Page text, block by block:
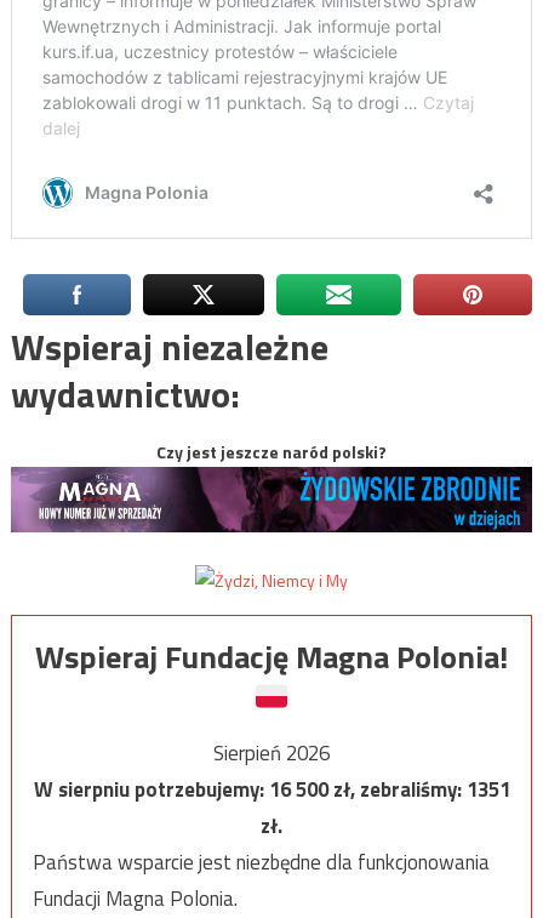
Wspieraj niezależne
wydawnictwo:
Czy jest jeszcze naród polski?
Wspieraj Fundację Magna Polonia!
Sierpień 2026
W sierpniu potrzebujemy:16 500zł, zebraliśmy:1351
zł.
Państwa wsparcie jest niezbędne dla funkcjonowania
Fundacji Magna Polonia.